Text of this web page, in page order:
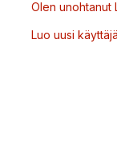
Olen unohtanut
Luo uusi